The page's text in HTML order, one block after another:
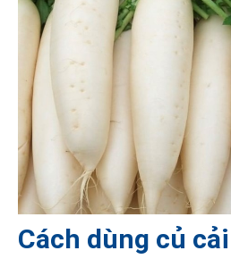
Cách dùng củ